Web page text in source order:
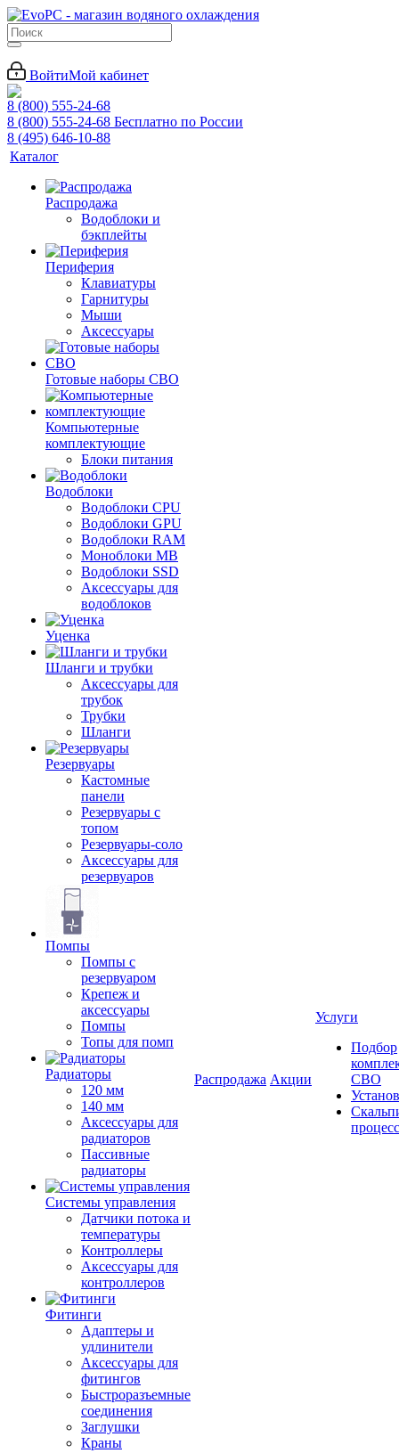
ВойтиМой кабинет
8 (800) 555-24-68
8 (800) 555-24-68 Бесплатно по России
8 (495) 646-10-88
Каталог
Распродажа
Водоблоки и
бэкплейты
Периферия
Клавиатуры
Гарнитуры
Мыши
Аксессуары
Готовые наборы СВО
Компьютерные
комплектующие
Блоки питания
Водоблоки
Водоблоки CPU
Водоблоки GPU
Водоблоки RAM
Моноблоки MB
Водоблоки SSD
Аксессуары для
водоблоков
Уценка
Шланги и трубки
Аксессуары для
трубок
Трубки
Шланги
Резервуары
Кастомные
панели
Резервуары с
топом
Резервуары-соло
Аксессуары для
резервуаров
Помпы
Помпы с
резервуаром
Крепеж и
аксессуары
Помпы
Топы для помп
Радиаторы
120 мм
140 мм
Аксессуары для
радиаторов
Пассивные
радиаторы
Системы управления
Датчики потока и
температуры
Контроллеры
Аксессуары для
контроллеров
Фитинги
Адаптеры и
удлинители
Аксессуары для
фитингов
Быстроразъемные
соединения
Заглушки
Краны
Распродажа Акции
Услуги
Подбор
СВО